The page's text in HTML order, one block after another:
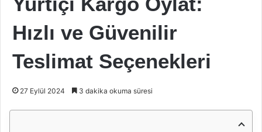
Hızlı ve Güvenilir
Teslimat Seçenekleri
27 Eylül 2024 3 dakika okuma süresi